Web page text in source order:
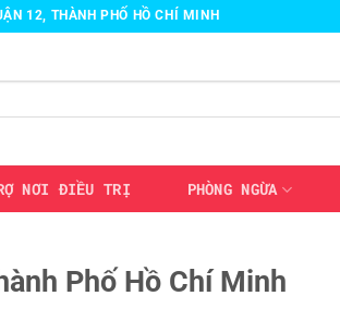
12, THÀNH PHỐ HỒ CHÍ MINH
NƠI ĐIỀU TRỊ PHÒNG NGỪA
Phố Hồ Chí Minh